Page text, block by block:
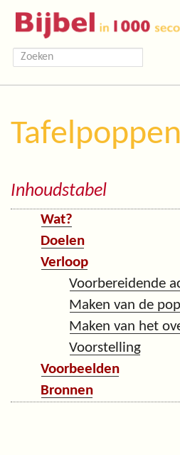
Inhoudstabel
Wat?
Doelen
Verloop
Voorbereidende
Maken van de
Maken van het
Voorstelling
Voorbeelden
Bronnen